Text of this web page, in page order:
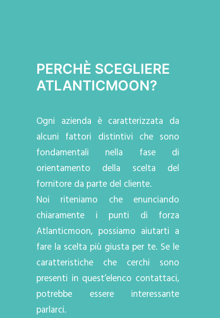
PERCHÈ SCEGLIERE
ATLANTICMOON?
Ogni azienda è caratterizzata da
alcuni fattori distintivi che sono
fondamentali nella fase di
orientamento della scelta del
fornitore da parte del cliente.
Noi riteniamo che enunciando
chiaramente i punti di forza
Atlanticmoon, possiamo aiutarti a
fare la scelta più giusta per te. Se le
caratteristiche che cerchi sono
presenti in quest’elenco contattaci,
potrebbe essere interessante
parlarci.